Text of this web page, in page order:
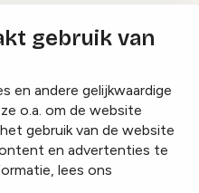
gebruik van
en andere gelijkwaardige
o.a. om de website
gebruik van de website
en advertenties te
lees ons
Specials